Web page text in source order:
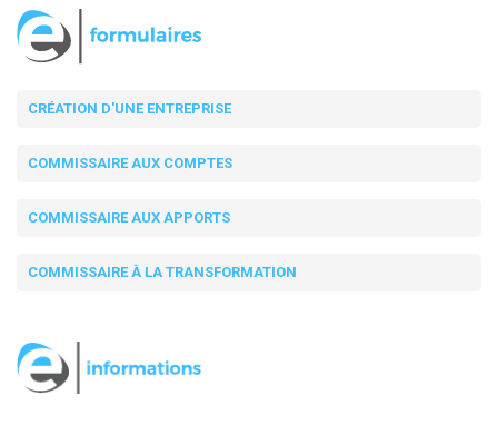
CRÉATION D'UNE ENTREPRISE
COMMISSAIRE AUX COMPTES
COMMISSAIRE AUX APPORTS
COMMISSAIRE À LA TRANSFORMATION